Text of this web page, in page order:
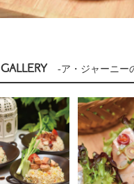
-ア・ジャーニー